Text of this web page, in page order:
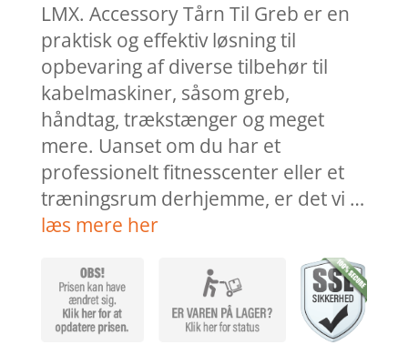
LMX. Accessory Tårn Til Greb er en
praktisk og effektiv løsning til
opbevaring af diverse tilbehør til
kabelmaskiner, såsom greb,
håndtag, trækstænger og meget
mere. Uanset om du har et
professionelt fitnesscenter eller et
træningsrum derhjemme, er det vi …
læs mere her